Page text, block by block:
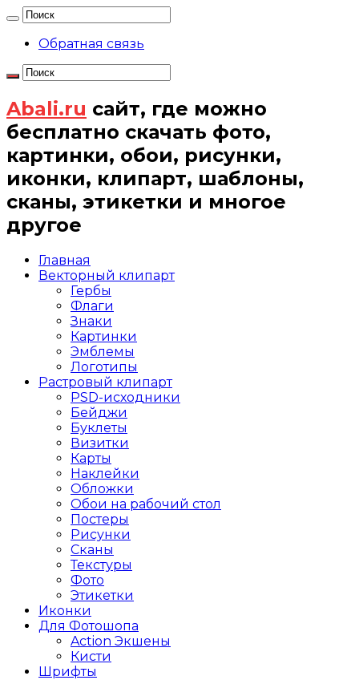
Обратная связь
Abali.ru сайт, где можно
бесплатно скачать фото,
картинки, обои, рисунки,
иконки, клипарт, шаблоны,
сканы, этикетки и многое
другое
Главная
Векторный клипарт
Гербы
Флаги
Знаки
Картинки
Эмблемы
Логотипы
Растровый клипарт
PSD-исходники
Бейджи
Буклеты
Визитки
Карты
Наклейки
Обложки
Обои на рабочий стол
Постеры
Рисунки
Сканы
Текстуры
Фото
Этикетки
Иконки
Для Фотошопа
Action Экшены
Кисти
Шрифты